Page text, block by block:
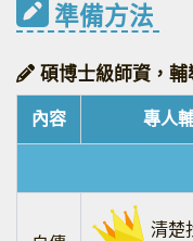
準備方法
碩博士級師資，輔
內容 專人
清楚